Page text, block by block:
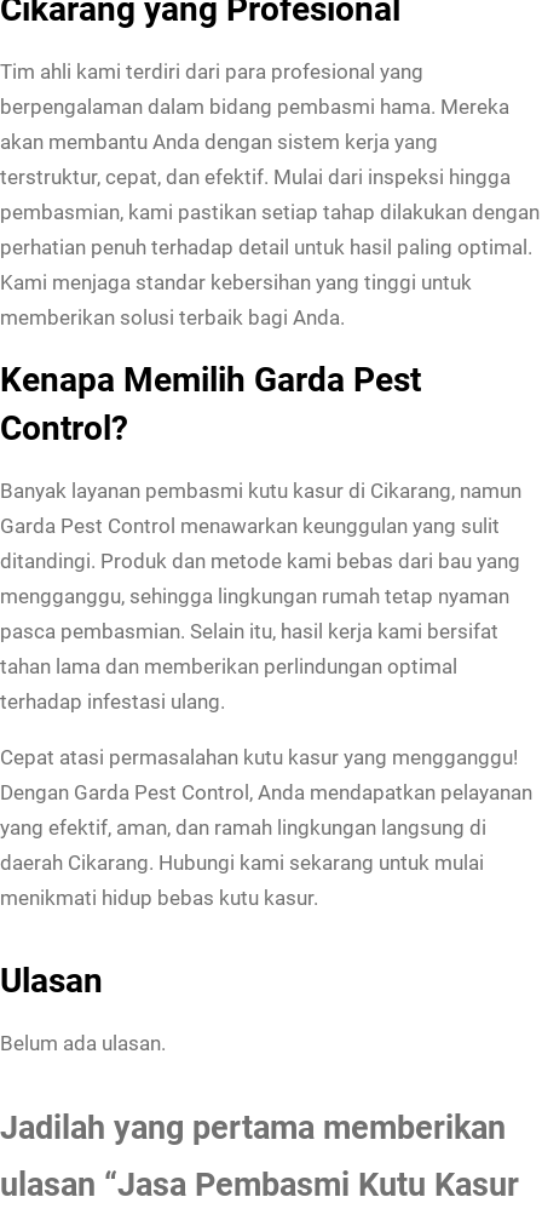
a
n
p
a
B
a
u
M
n
y
n
g
a
t
Cikarang yang Profesional
Tim ahli kami terdiri dari para profesional yang
berpengalaman dalam bidang pembasmi hama. Mereka
akan membantu Anda dengan sistem kerja yang
terstruktur, cepat, dan efektif. Mulai dari inspeksi hingga
pembasmian, kami pastikan setiap tahap dilakukan dengan
perhatian penuh terhadap detail untuk hasil paling optimal.
Kami menjaga standar kebersihan yang tinggi untuk
memberikan solusi terbaik bagi Anda.
Kenapa Memilih Garda Pest
Control?
Banyak layanan pembasmi kutu kasur di Cikarang, namun
Garda Pest Control menawarkan keunggulan yang sulit
ditandingi. Produk dan metode kami bebas dari bau yang
mengganggu, sehingga lingkungan rumah tetap nyaman
pasca pembasmian. Selain itu, hasil kerja kami bersifat
tahan lama dan memberikan perlindungan optimal
terhadap infestasi ulang.
Cepat atasi permasalahan kutu kasur yang mengganggu!
Dengan Garda Pest Control, Anda mendapatkan pelayanan
yang efektif, aman, dan ramah lingkungan langsung di
daerah Cikarang. Hubungi kami sekarang untuk mulai
menikmati hidup bebas kutu kasur.
Ulasan
Belum ada ulasan.
Jadilah yang pertama memberikan
ulasan “Jasa Pembasmi Kutu Kasur